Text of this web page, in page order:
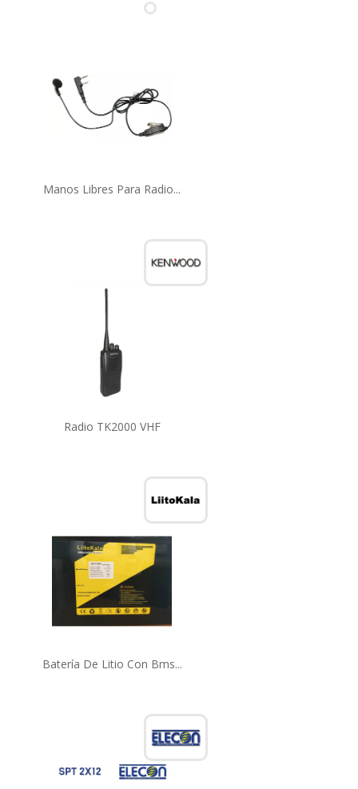
Manos Libres Para Radio...
Radio TK2000 VHF
Batería De Litio Con Bms...